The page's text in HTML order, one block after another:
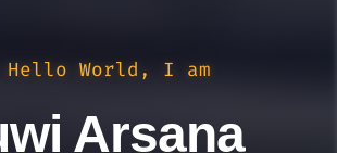
Hello World, I am
Arsana